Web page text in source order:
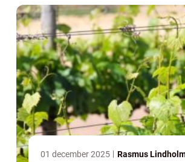
smagsoplevelser for enhver
01 december 2025 Rasmus